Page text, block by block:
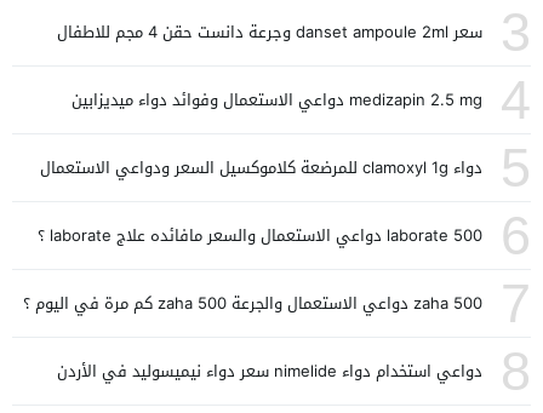
3 سعر danset ampoule 2ml وجرعة دانست حقن 4 مجم للاطفال
4 medizapin 2.5 mg دواعي الاستعمال وفوائد دواء ميديزابين
5 دواء clamoxyl 1g للمرضعة كلاموكسيل السعر ودواعي الاستعمال
6 laborate 500 دواعي الاستعمال والسعر مافائده علاج laborate ؟
7 zaha 500 دواعي الاستعمال والجرعة zaha 500 كم مرة في اليوم ؟
8 دواعي استخدام دواء nimelide سعر دواء نيميسوليد في الأردن